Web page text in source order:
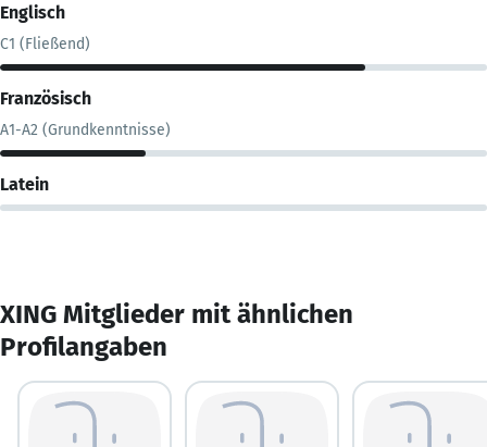
Englisch
C1 (Fließend)
Französisch
A1-A2 (Grundkenntnisse)
Latein
XING Mitglieder mit ähnlichen
Profilangaben